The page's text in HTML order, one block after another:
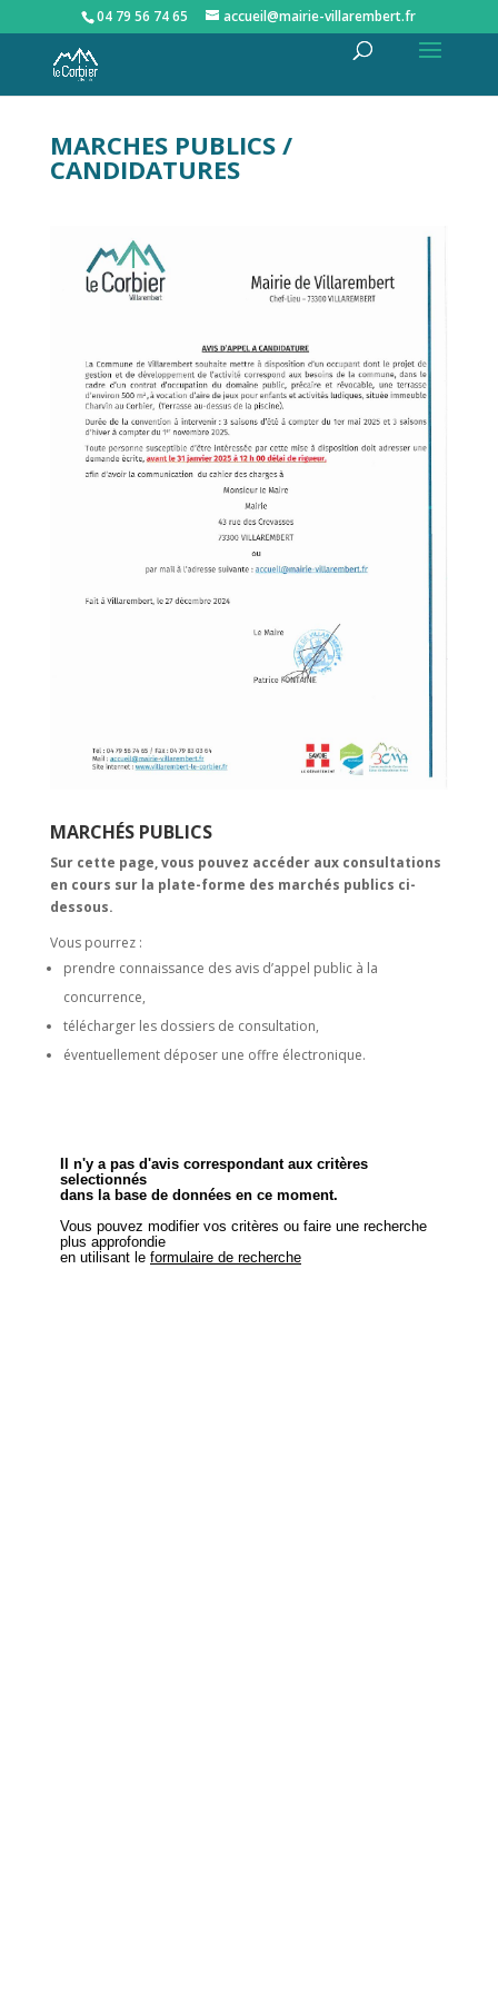
04 79 56 74 65 accueil@mairie-villarembert.fr
MARCHES PUBLICS /
CANDIDATURES
MARCHÉS PUBLICS
Sur cette page, vous pouvez accéder aux consultations
en cours sur la plate-forme des marchés publics ci-
dessous.
Vous pourrez :
prendre connaissance des avis d’appel public à la
concurrence,
télécharger les dossiers de consultation,
éventuellement déposer une offre électronique.